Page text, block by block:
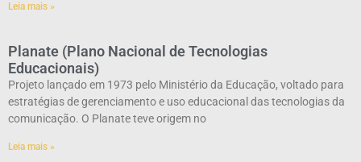
Leia mais »
Planate (Plano Nacional de Tecnologias
Educacionais)
Projeto lançado em 1973 pelo Ministério da Educação, voltado para
estratégias de gerenciamento e uso educacional das tecnologias da
comunicação. O Planate teve origem no
Leia mais »